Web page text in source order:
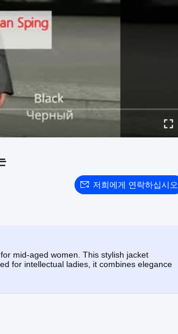
저희에게 연락하십시오
mid-aged women. This stylish jacket
for intellectual ladies, it combines elegance